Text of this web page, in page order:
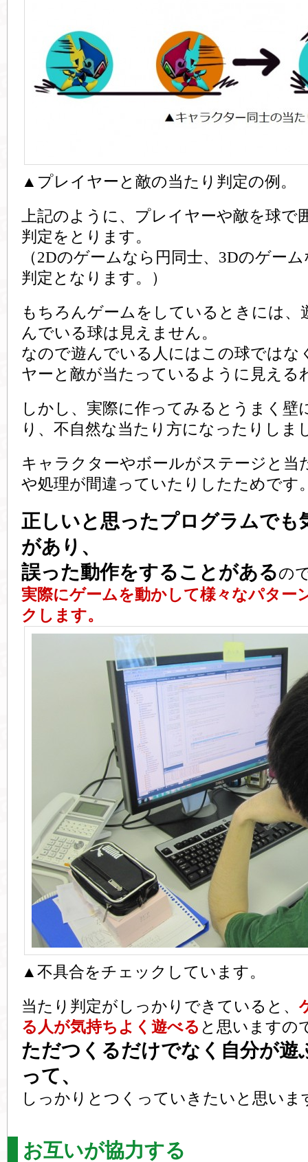
▲プレイヤーと敵の当たり判定の例。
上記のように、プレイヤーや敵を球で
判定をとります。
（2Dのゲームなら円同士、3Dのゲー
判定となります。）
もちろんゲームをしているときには、
んでいる球は見えません。
なので遊んでいる人にはこの球ではな
ヤーと敵が当たっているように見える
しかし、実際に作ってみるとうまく壁
り、不自然な当たり方になったりしま
キャラクターやボールがステージと当
や処理が間違っていたりしたためです
正しいと思ったプログラムでも
があり、
誤った動作をすることがあるの
実際にゲームを動かして様々なパター
クします。
▲不具合をチェックしています。
当たり判定がしっかりできていると、
る人が気持ちよく遊べる と思いますの
ただつくるだけでなく自分が遊
って、
しっかりとつくっていきたいと思いま
お互いが協力する